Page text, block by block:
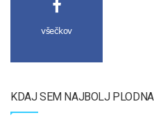
všečkov
KDAJ SEM NAJBOLJ